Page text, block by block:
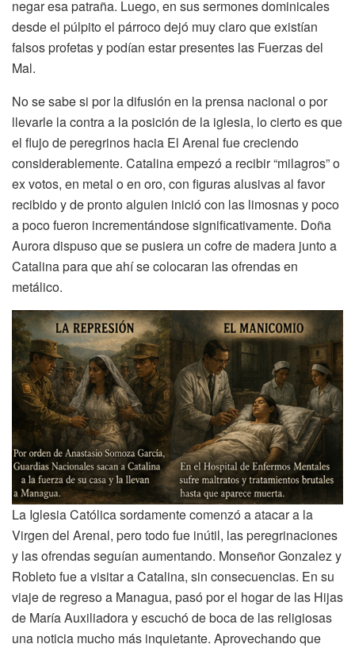
negar esa patraña. Luego, en sus sermones dominicales
desde el púlpito el párroco dejó muy claro que existían
falsos profetas y podían estar presentes las Fuerzas del
Mal.
No se sabe si por la difusión en la prensa nacional o por
llevarle la contra a la posición de la iglesia, lo cierto es que
el flujo de peregrinos hacia El Arenal fue creciendo
considerablemente. Catalina empezó a recibir “milagros” o
ex votos, en metal o en oro, con figuras alusivas al favor
recibido y de pronto alguien inició con las limosnas y poco
a poco fueron incrementándose significativamente. Doña
Aurora dispuso que se pusiera un cofre de madera junto a
Catalina para que ahí se colocaran las ofrendas en
metálico.
La Iglesia Católica sordamente comenzó a atacar a la
Virgen del Arenal, pero todo fue inútil, las peregrinaciones
y las ofrendas seguían aumentando. Monseñor Gonzalez y
Robleto fue a visitar a Catalina, sin consecuencias. En su
viaje de regreso a Managua, pasó por el hogar de las Hijas
de María Auxiliadora y escuchó de boca de las religiosas
una noticia mucho más inquietante. Aprovechando que